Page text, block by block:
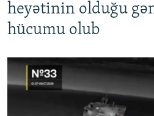
heyətinin olduğu
hücumu olub